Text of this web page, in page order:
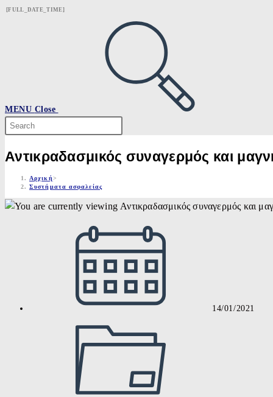
Skip
[FULL_DATE_TIME]
MENU Close
Search
this
website
Αντικραδασμικός συναγερμός και
Αρχική>
Συστήματα ασφαλείας
14/01/2021